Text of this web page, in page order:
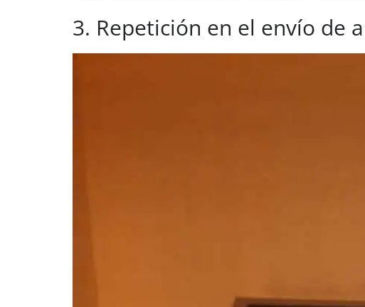
3. Repetición en el envío de